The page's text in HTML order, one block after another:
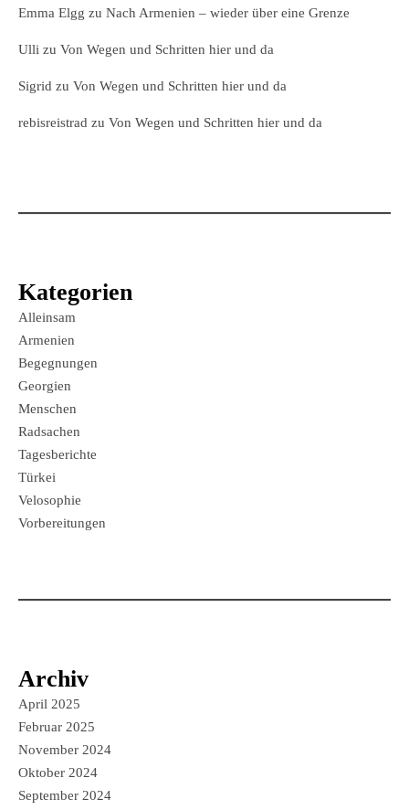
Emma Elgg zu Nach Armenien – wieder über eine Grenze
Ulli zu Von Wegen und Schritten hier und da
Sigrid zu Von Wegen und Schritten hier und da
rebisreistrad zu Von Wegen und Schritten hier und da
Kategorien
Alleinsam
Armenien
Begegnungen
Georgien
Menschen
Radsachen
Tagesberichte
Türkei
Velosophie
Vorbereitungen
Archiv
April 2025
Februar 2025
November 2024
Oktober 2024
September 2024